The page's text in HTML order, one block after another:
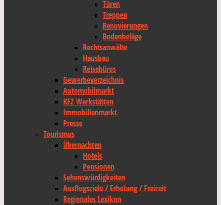
Türen
Treppen
Renovierungen
Bodenbeläge
Rechtsanwälte
Hausbau
Reisebüros
Gewerbeverzeichnis
Automobilmarkt
KFZ Werkstätten
Immobilienmarkt
Presse
Tourismus
Übernachten
Hotels
Pensionen
Sehenswürdigkeiten
Ausflugsziele / Erholung / Freizeit
Regionales Lexikon